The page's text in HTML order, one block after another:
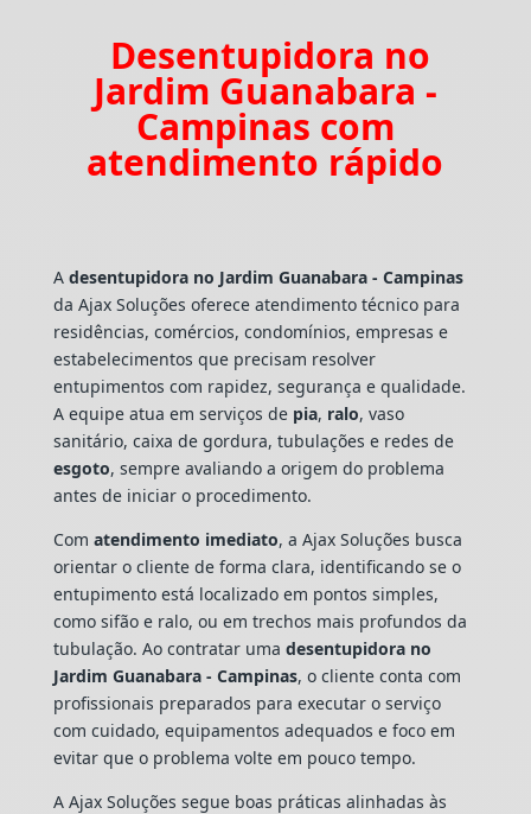
Desentupidora no
Jardim Guanabara -
Campinas com
atendimento rápido
A desentupidora no Jardim Guanabara - Campinas
da Ajax Soluções oferece atendimento técnico para
residências, comércios, condomínios, empresas e
estabelecimentos que precisam resolver
entupimentos com rapidez, segurança e qualidade.
A equipe atua em serviços de pia, ralo, vaso
sanitário, caixa de gordura, tubulações e redes de
esgoto, sempre avaliando a origem do problema
antes de iniciar o procedimento.
Com atendimento imediato, a Ajax Soluções busca
orientar o cliente de forma clara, identificando se o
entupimento está localizado em pontos simples,
como sifão e ralo, ou em trechos mais profundos da
tubulação. Ao contratar uma desentupidora no
Jardim Guanabara - Campinas, o cliente conta com
profissionais preparados para executar o serviço
com cuidado, equipamentos adequados e foco em
evitar que o problema volte em pouco tempo.
A Ajax Soluções segue boas práticas alinhadas às